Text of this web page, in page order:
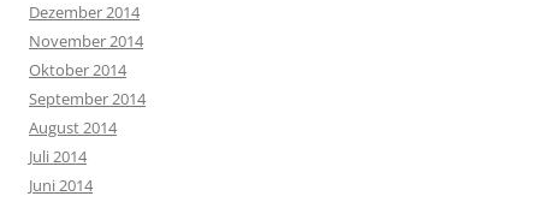
Dezember 2014
November 2014
Oktober 2014
September 2014
August 2014
Juli 2014
Juni 2014